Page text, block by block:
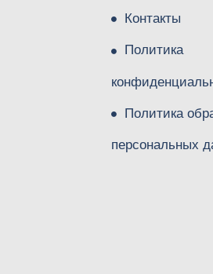
Контакты
Политика
Политика
персональных